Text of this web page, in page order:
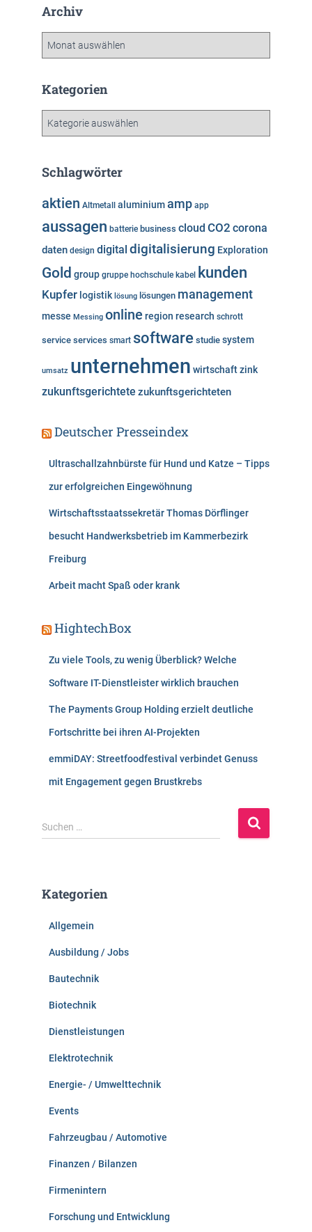
Archiv
h
Kategorien
g
r
i
n
Schlagwörter
aktien Altmetall aluminiumamp app
aussagen batterie business cloud CO2 corona
daten design digital digitalisierung Exploration
Gold group gruppe hochschule kabel kunden
Kupfer logistik lösung lösungen management
messe Messing online region research schrott
service services smart software studie system
umsatz unternehmen wirtschaftzink
zukunftsgerichtete zukunftsgerichteten
Deutscher Presseindex
Ultraschallzahnbürste für Hund und Katze – Tipps
zur erfolgreichen Eingewöhnung
Wirtschaftsstaatssekretär Thomas Dörflinger
besucht Handwerksbetrieb im Kammerbezirk
Freiburg
Arbeit macht Spaß oder krank
HightechBox
Zu viele Tools, zu wenig Überblick? Welche
Software IT-Dienstleister wirklich brauchen
The Payments Group Holding erzielt deutliche
Fortschritte bei ihren AI-Projekten
emmiDAY: Streetfoodfestival verbindet Genuss
mit Engagement gegen Brustkrebs
S
u
n
Suchen …
Kategorien
Allgemein
Ausbildung / Jobs
Bautechnik
Biotechnik
Dienstleistungen
Elektrotechnik
Energie- / Umwelttechnik
Events
Fahrzeugbau / Automotive
Finanzen / Bilanzen
Firmenintern
Forschung und Entwicklung